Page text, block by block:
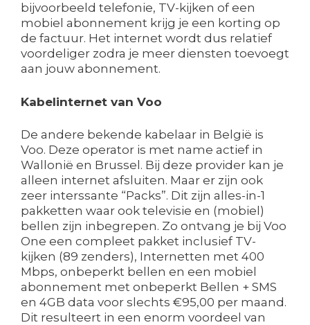
bijvoorbeeld telefonie, TV-kijken of een
mobiel abonnement krijg je een korting op
de factuur. Het internet wordt dus relatief
voordeliger zodra je meer diensten toevoegt
aan jouw abonnement.
Kabelinternet van Voo
De andere bekende kabelaar in België is
Voo. Deze operator is met name actief in
Wallonië en Brussel. Bij deze provider kan je
alleen internet afsluiten. Maar er zijn ook
zeer interssante “Packs”. Dit zijn alles-in-1
pakketten waar ook televisie en (mobiel)
bellen zijn inbegrepen. Zo ontvang je bij Voo
One een compleet pakket inclusief TV-
kijken (89 zenders), Internetten met 400
Mbps, onbeperkt bellen en een mobiel
abonnement met onbeperkt Bellen + SMS
en 4GB data voor slechts €95,00 per maand.
Dit resulteert in een enorm voordeel van